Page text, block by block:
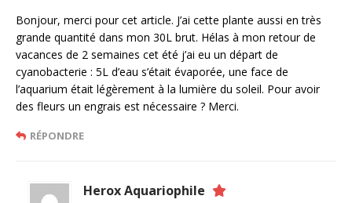
Bonjour, merci pour cet article. J’ai cette plante aussi en très
grande quantité dans mon 30L brut. Hélas à mon retour de
vacances de 2 semaines cet été j’ai eu un départ de
cyanobacterie : 5L d’eau s’était évaporée, une face de
l’aquarium était légèrement à la lumière du soleil. Pour avoir
des fleurs un engrais est nécessaire ? Merci.
RÉPONDRE
Herox Aquariophile